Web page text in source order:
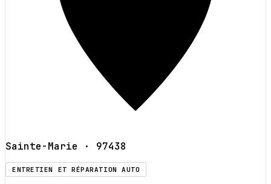
Sainte-Marie · 97438
ENTRETIEN ET RÉPARATION AUTO